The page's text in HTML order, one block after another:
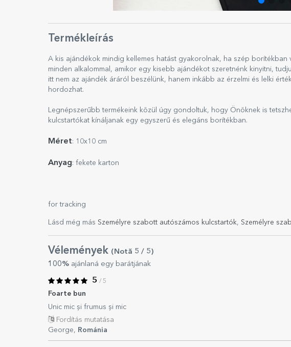
Termékleírás
A kis ajándékok mindig kellemes hatást gyakorolnak, ha szép borítékban
minden alkalommal, amikor egy kisebb ajándékot szeretnénk kinyitni,
itt nem az ajándék áráról beszélünk, hanem inkább az érzelmi és lelki
hordozhat.
Legnépszerűbb termékeink közül úgy gondoltuk, hogy Önöknek is
kulcstartókat kínáljanak egy egyszerű és elegáns borítékban.
Méret: 10x10 cm
Anyag: fekete karton
for tracking
Lásd még más Személyre szabott autószámos kulcstartók, Személyre
Vélemények (Notă 5 / 5)
100% ajánlaná egy barátjának
5 / 5
Foarte bun
Unic mic și frumus și mic
Fordítás mutatása
George, Románia